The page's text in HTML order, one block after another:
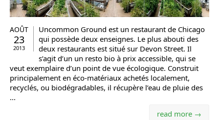
AOÛT
23
2013
Uncommon Ground est un restaurant de Chicago
qui possède deux enseignes. Le plus abouti des
deux restaurants est situé sur Devon Street. Il
s’agit d’un un resto bio à prix accessible, qui se
veut exemplaire d’un point de vue écologique. Construit
principalement en éco-matériaux achetés localement,
recyclés, ou biodégradables, il récupère l’eau de pluie des
...
read more →